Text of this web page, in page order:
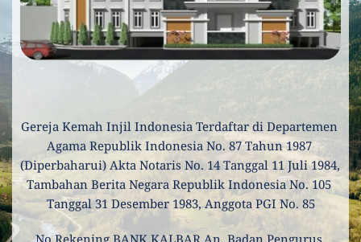
Gereja Kemah Injil Indonesia Terdaftar di Departemen
Agama Republik Indonesia No. 87 Tahun 1987
(Diperbaharui) Akta Notaris No. 14 Tanggal 11 Juli 1984,
Tambahan Berita Negara Republik Indonesia No. 105
Tanggal 31 Desember 1983, Anggota PGI No. 85
No Rekening BANK KALBAR An. Badan Pengurus